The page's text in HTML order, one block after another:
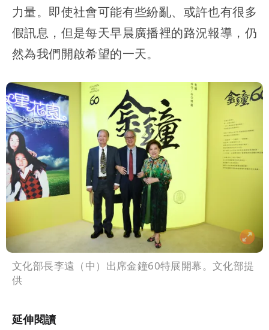
力量。即使社會可能有些紛亂、或許也有很多
假訊息，但是每天早晨廣播裡的路況報導，仍
然為我們開啟希望的一天。
文化部長李遠（中）出席金鐘60特展開幕。文化部提
供
延伸閱讀